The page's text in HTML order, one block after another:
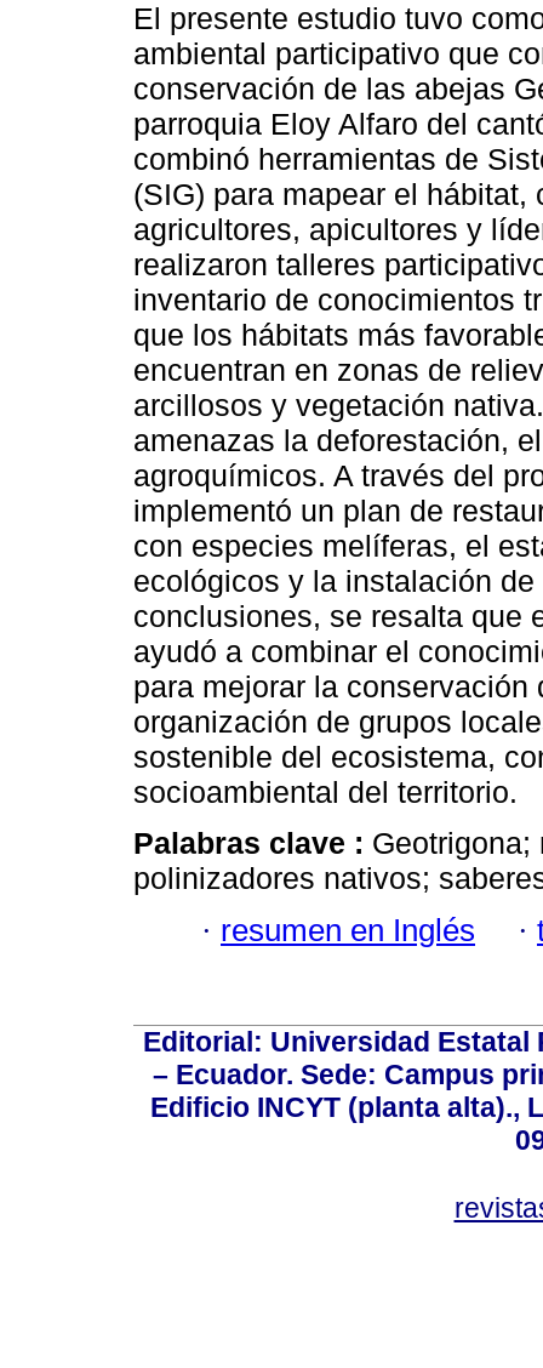
El presente estudio tuvo
ambiental participativo que
conservación de las abejas
parroquia Eloy Alfaro del
combinó herramientas de
(SIG) para mapear el
agricultores, apicultores y
realizaron talleres
inventario de conocimientos
que los hábitats más
encuentran en zonas de
arcillosos y vegetación
amenazas la deforestación,
agroquímicos. A través del
implementó un plan de
con especies melíferas, el
ecológicos y la instalación
conclusiones, se resalta que
ayudó a combinar el
para mejorar la
organización de grupos
sostenible del ecosistema,
socioambiental del territorio.
Palabras clave :
polinizadores nativos;
· resumen en Inglés ·
Editorial: Universidad Estatal
– Ecuador. Sede: Campus
Edificio INCYT (planta alta).,